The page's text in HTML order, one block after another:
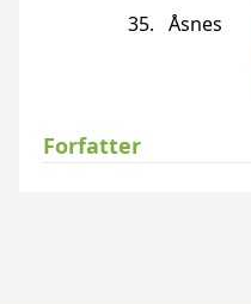
35. Åsnes
Forfatter